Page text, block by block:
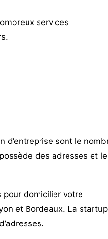
services
d’entreprise sont le
des adresses et le
pour domicilier votre
et Bordeaux. La startup